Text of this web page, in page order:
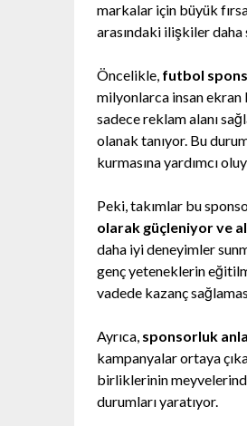
markalar için büyük
arasındaki ilişkiler
Öncelikle, futbol
milyonlarca insan ekran
sadece reklam alanı
olanak tanıyor. Bu
kurmasına yardımcı
Peki, takımlar bu
olarak güçleniyor ve
daha iyi deneyimler
genç yeteneklerin
vadede kazanç
Ayrıca, sponsorluk
kampanyalar ortaya
birliklerinin
durumları yaratıyor.